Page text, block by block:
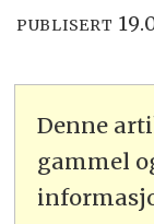
PUBLISERT
Denne
gammel